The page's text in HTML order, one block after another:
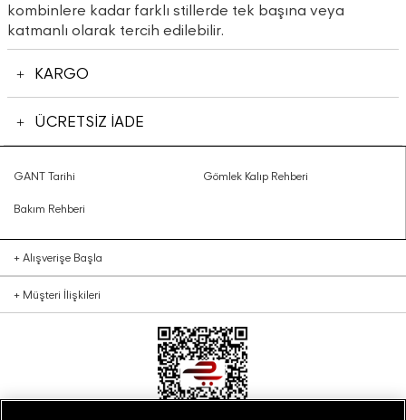
kombinlere kadar farklı stillerde tek başına veya
katmanlı olarak tercih edilebilir.
KARGO
ÜCRETSİZ İADE
GANT Tarihi Gömlek Kalıp Rehberi
Bakım Rehberi
+ Alışverişe Başla
+ Müşteri İlişkileri